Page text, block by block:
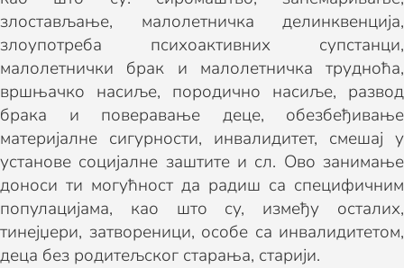
злостављање, малолетничка делинквенција,
злоупотреба психоактивних супстанци,
малолетнички брак и малолетничка трудноћа,
вршњачко насиље, породично насиље, развод
брака и поверавање деце, обезбеђивање
материјалне сигурности, инвалидитет, смешај у
установе социјалне заштите и сл. Ово занимање
доноси ти могућност да радиш са специфичним
популацијама, као што су, између осталих,
тинејџери, затвореници, особе са инвалидитетом,
деца без родитељског старања, старији.